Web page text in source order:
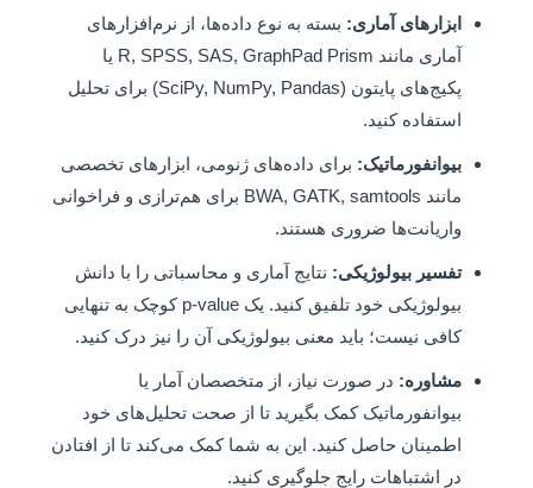
ابزارهای آماری: بسته به نوع داده‌ها، از نرم‌افزارهای
آماری مانند R, SPSS, SAS, GraphPad Prism یا
پکیج‌های پایتون (SciPy, NumPy, Pandas) برای تحلیل
استفاده کنید.
بیوانفورماتیک: برای داده‌های ژنومی، ابزارهای تخصصی
مانند BWA, GATK, samtools برای هم‌ترازی و فراخوانی
واریانت‌ها ضروری هستند.
تفسیر بیولوژیکی: نتایج آماری و محاسباتی را با دانش
بیولوژیکی خود تلفیق کنید. یک p-value کوچک به تنهایی
کافی نیست؛ باید معنی بیولوژیکی آن را نیز درک کنید.
مشاوره: در صورت نیاز، از متخصصان آمار یا
بیوانفورماتیک کمک بگیرید تا از صحت تحلیل‌های خود
اطمینان حاصل کنید. این به شما کمک می‌کند تا از افتادن
در اشتباهات رایج جلوگیری کنید.